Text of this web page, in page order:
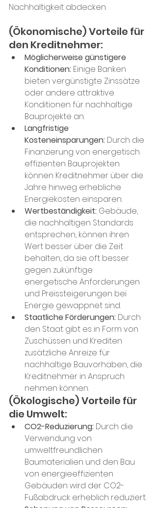
Nachhaltigkeit abdecken.
(Ökonomische) Vorteile für
den Kreditnehmer:
Möglicherweise günstigere
Konditionen: Einige Banken
bieten vergünstigte Zinssätze
oder andere attraktive
Konditionen für nachhaltige
Bauprojekte an.
Langfristige
Kosteneinsparungen: Durch die
Finanzierung von energetisch
effizienten Bauprojekten
können Kreditnehmer über die
Jahre hinweg erhebliche
Energiekosten einsparen.
Wertbeständigkeit: Gebäude,
die nachhaltigen Standards
entsprechen, können ihren
Wert besser über die Zeit
behalten, da sie oft besser
gegen zukünftige
energetische Anforderungen
und Preissteigerungen bei
Energie gewappnet sind.
Staatliche Förderungen: Durch
den Staat gibt es in Form von
Zuschüssen und Krediten
zusätzliche Anreize für
nachhaltige Bauvorhaben, die
Kreditnehmer in Anspruch
nehmen können.
(Ökologische) Vorteile für
die Umwelt:
CO2-Reduzierung: Durch die
Verwendung von
umweltfreundlichen
Baumaterialien und den Bau
von energieeffizienten
Gebäuden wird der CO2-
Fußabdruck erheblich reduziert.